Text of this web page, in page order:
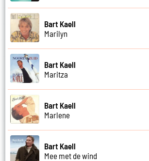
Bart Kaell
Marilyn
Bart Kaell
Maritza
Bart Kaell
Marlene
Bart Kaell
Mee met de wind